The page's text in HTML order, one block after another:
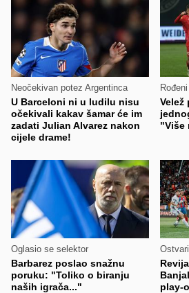
Neočekivan potez Argentinca
U Barceloni ni u ludilu nisu
očekivali kakav šamar će im
zadati Julian Alvarez nakon
cijele drame!
Velež
"Više
Oglasio se selektor
Barbarez poslao snažnu
poruku: "Toliko o biranju
naših igrača..."
play-